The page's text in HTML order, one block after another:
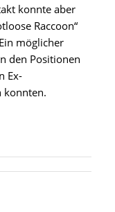
konnte aber
Raccoon“
möglicher
den Positionen
Ex-
konnten.